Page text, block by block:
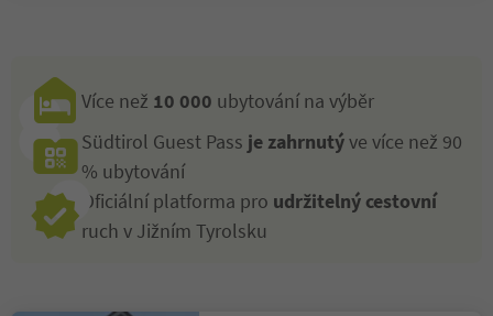
Více než 10 000 ubytování na výběr
Südtirol Guest Pass je zahrnutýve více než 90
% ubytování
Oficiální platforma pro udržitelný cestovní
ruch v Jižním Tyrolsku